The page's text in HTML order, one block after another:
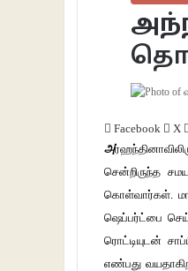
Facebook X
அ
சென்றிருந்த
கொள்வார்கள்.
ஷெப்பர்ட்பை
ரொட்டியுடன்
எண்பது